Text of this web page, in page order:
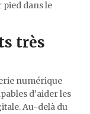
dans le
très
numérique
d’aider les
Au-delà du